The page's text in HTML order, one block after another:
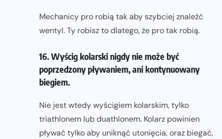
Mechanicy pro robią tak aby szybciej znaleźć
wentyl. Ty robisz to dlatego, że pro tak robią.
16. Wyścig kolarski nigdy nie może być
poprzedzony pływaniem, ani kontynuowany
biegiem.
Nie jest wtedy wyścigiem kolarskim, tylko
triathlonem lub duathlonem. Kolarz powinien
pływać tylko aby uniknąć utonięcia, oraz biegać,